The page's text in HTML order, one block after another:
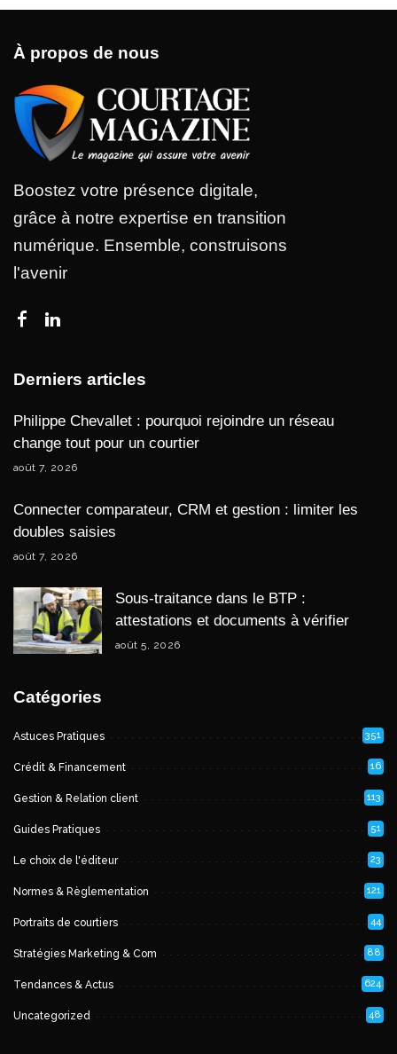
À propos de nous
Boostez votre présence digitale,
grâce à notre expertise en transition
numérique. Ensemble, construisons
l'avenir
Derniers articles
Philippe Chevallet : pourquoi rejoindre un réseau
change tout pour un courtier
août 7, 2026
Connecter comparateur, CRM et gestion : limiter les
doubles saisies
août 7, 2026
Sous-traitance dans le BTP :
attestations et documents à vérifier
août 5, 2026
Catégories
Astuces Pratiques 351
Crédit & Financement 16
Gestion & Relation client 113
Guides Pratiques 51
Le choix de l'éditeur 23
Normes & Règlementation 121
Portraits de courtiers 44
Stratégies Marketing & Com 88
Tendances & Actus 624
Uncategorized 48